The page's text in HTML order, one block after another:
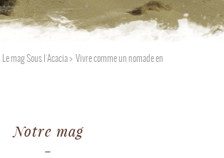
Le mag Sous l'Acacia
Vivre comme un nomade en
Notre mag